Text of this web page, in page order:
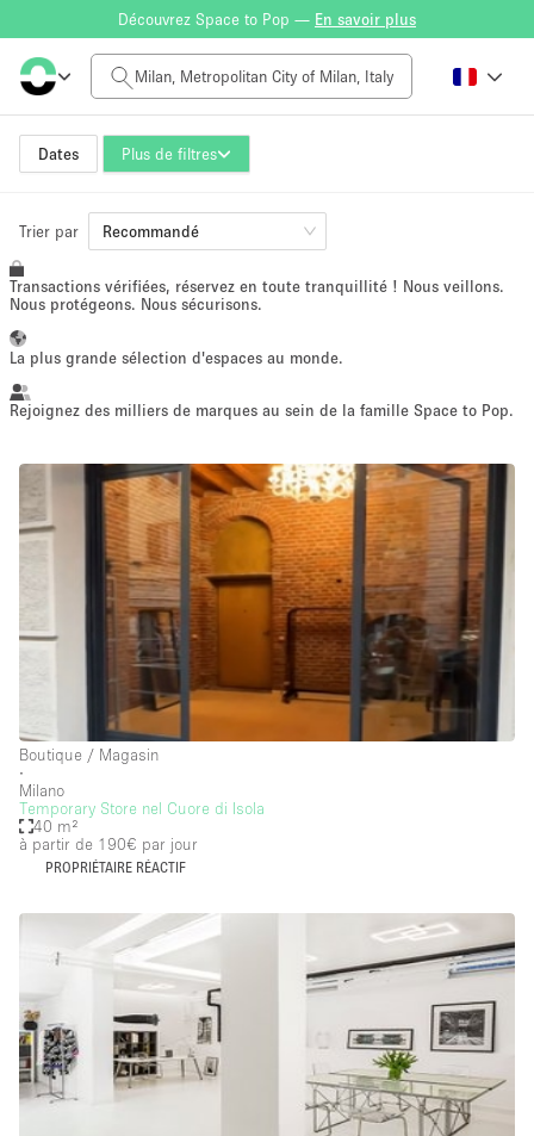
Découvrez Space to Pop — En savoir plus
Dates Plus de filtres
Tarif à la journée
$0
Taille de l'espace
100 sq ft 5000+ sq ft
~ 13 personnes
Vente au
Showroom Événement Art Alimentation
Séance de
Conférence Réunion Bureaux
Local
Commercial
Partagé
Type de l'espace
Atelier
Autre
Boutique / Magasin
Boutique en Partage
Bureaux
Camion / Fourgon
Commerce
Trier par Recommandé
Transactions vérifiées, réservez en toute tranquillité ! Nous veillons.
Nous protégeons. Nous sécurisons.
La plus grande sélection d'espaces au monde.
Rejoignez des milliers de marques au sein de la famille Space to Pop.
Boutique / Magasin
∙
Milano
Temporary Store nel Cuore di Isola
40 m²
à partir de 190€ par jour
PROPRIÉTAIRE RÉACTIF